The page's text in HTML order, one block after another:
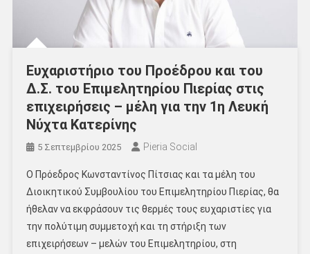
Ευχαριστήριο του Προέδρου και του
Δ.Σ. του Επιμελητηρίου Πιερίας στις
επιχειρήσεις – μέλη για την 1η Λευκή
Νύχτα Κατερίνης
5 Σεπτεμβρίου 2025 Pieria Social
Ο Πρόεδρος Κωνσταντίνος Πίτσιας και τα μέλη του
Διοικητικού Συμβουλίου του Επιμελητηρίου Πιερίας, θα
ήθελαν να εκφράσουν τις θερμές τους ευχαριστίες για
την πολύτιμη συμμετοχή και τη στήριξη των
επιχειρήσεων – μελών του Επιμελητηρίου, στη